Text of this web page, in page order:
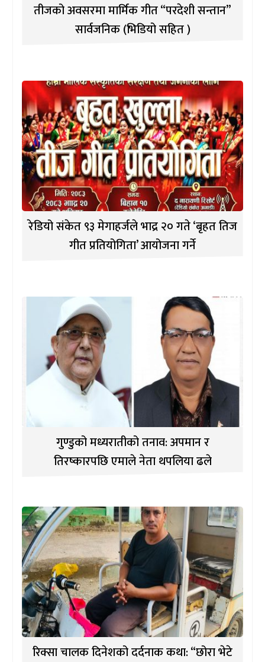
तीजको अवसरमा मार्मिक गीत “परदेशी सन्तान”
सार्वजनिक (भिडियो सहित )
रेडियो संकेत ९३ मेगाहर्जले भाद्र २० गते ‘बृहत तिज
गीत प्रतियोगिता’ आयोजना गर्ने
गुण्डुको मध्यरातीको तनाव: अपमान र
तिरष्कारपछि एमाले नेता थपलिया ढले
रिक्सा चालक दिनेशको दर्दनाक कथा: “छोरा भेटे